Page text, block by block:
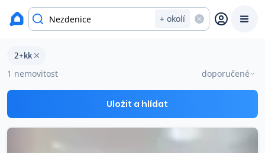
+ okolí
Prodat
Prodej s Reas.cz
okres Uherské Hradiště
Byty 2+kk na prodej Nezdenice
2+kk
1 nemovitost
doporučené
Uložit a hlídat